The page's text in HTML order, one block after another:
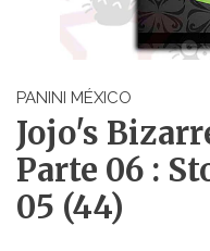
PANINI MÉXICO
Jojo's
Parte 06 :
05 (44)